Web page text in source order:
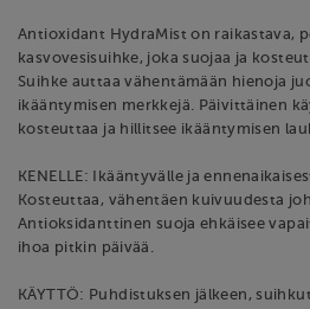
Antioxidant HydraMist on raikastava,
kasvovesisuihke, joka suojaa ja
Suihke auttaa vähentämään hienoja
ikääntymisen merkkejä. Päivittäinen
kosteuttaa ja hillitsee ikääntymisen
KENELLE: Ikääntyvälle ja
Kosteuttaa, vähentäen kuivuudesta
Antioksidanttinen suoja ehkäisee
ihoa pitkin päivää.
KÄYTTÖ: Puhdistuksen jälkeen,